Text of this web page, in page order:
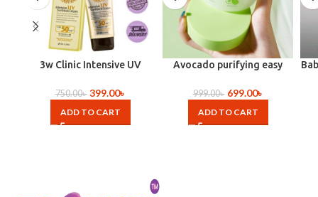
3w Clinic Intensive UV
750.00৳ 399.00৳
ADD TO CART
Avocado purifying easy
refreshing skins
999.00৳ 699.00৳
ADD TO CART